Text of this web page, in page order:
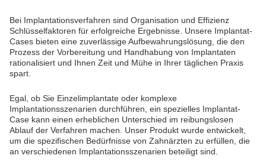
Bei Implantationsverfahren sind Organisation und Effizienz
Schlüsselfaktoren für erfolgreiche Ergebnisse. Unsere Implantat-
Cases bieten eine zuverlässige Aufbewahrungslösung, die den
Prozess der Vorbereitung und Handhabung von Implantaten
rationalisiert und Ihnen Zeit und Mühe in Ihrer täglichen Praxis
spart.
Egal, ob Sie Einzelimplantate oder komplexe
Implantationsszenarien durchführen, ein spezielles Implantat-
Case kann einen erheblichen Unterschied im reibungslosen
Ablauf der Verfahren machen. Unser Produkt wurde entwickelt,
um die spezifischen Bedürfnisse von Zahnärzten zu erfüllen, die
an verschiedenen Implantationsszenarien beteiligt sind.